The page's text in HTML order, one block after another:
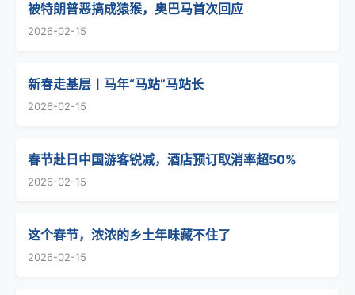
被特朗普恶搞成猿猴，奥巴马首次回应
2026-02-15
新春走基层丨马年“马站”马站长
2026-02-15
春节赴日中国游客锐减，酒店预订取消率超50%
2026-02-15
这个春节，浓浓的乡土年味藏不住了
2026-02-15